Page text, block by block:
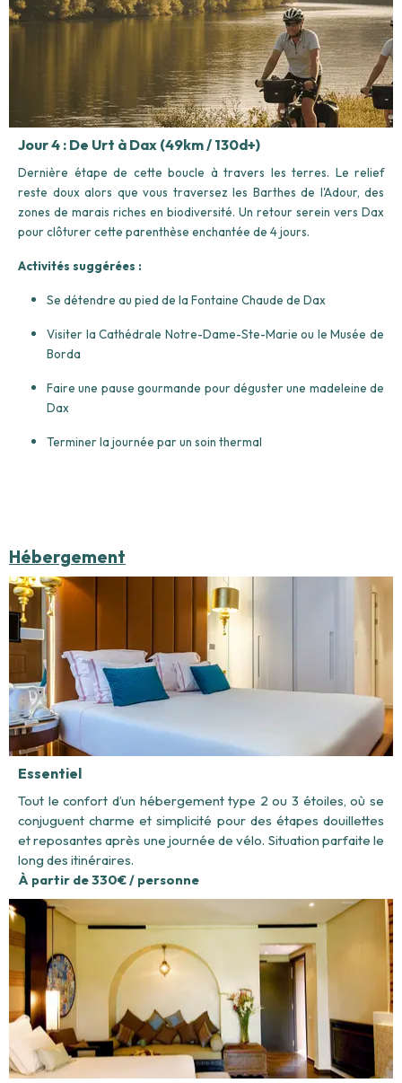
Jour 4 : De Urt à Dax (49km / 130d+)
Dernière étape de cette boucle à travers les terres. Le relief
reste doux alors que vous traversez les Barthes de l'Adour, des
zones de marais riches en biodiversité. Un retour serein vers Dax
pour clôturer cette parenthèse enchantée de 4 jours.
Activités suggérées :
Se détendre au pied de la Fontaine Chaude de Dax
Visiter la Cathédrale Notre-Dame-Ste-Marie ou le Musée de
Borda
Faire une pause gourmande pour déguster une madeleine de
Dax
Terminer la journée par un soin thermal
Hébergement
Essentiel
Tout le confort d’un hébergement type 2 ou 3 étoiles, où se
conjuguent charme et simplicité pour des étapes douillettes
et reposantes après une journée de vélo. Situation parfaite le
long des itinéraires.
À partir de 330€ / personne